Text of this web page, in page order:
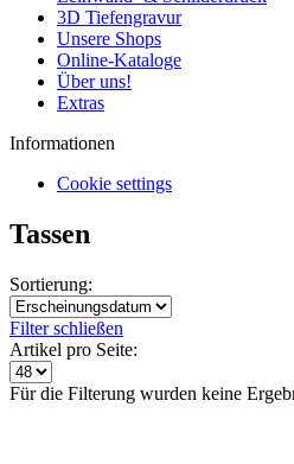
3D Tiefengravur
Unsere Shops
Online-Kataloge
Über uns!
Extras
Informationen
Cookie settings
Tassen
Sortierung:
Filter schließen
Artikel pro Seite:
Für die Filterung wurden keine